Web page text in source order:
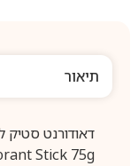
תיאור
Stick 75g